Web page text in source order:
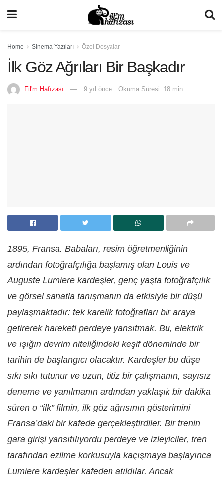
Home Sinema Yazıları Özel Dosyalar
İlk Göz Ağrıları Bir Başkadır
Fil'm Hafızası 9 yıl önce Okuma Süresi: 18 min
1895, Fransa. Babaları, resim öğretmenliğinin
ardından fotoğrafçılığa başlamış olan Louis ve
Auguste Lumiere kardeşler, genç yaşta fotoğrafçılık
ve görsel sanatla tanışmanın da etkisiyle bir düşü
paylaşmaktadır: tek karelik fotoğrafları bir araya
getirerek hareketi perdeye yansıtmak. Bu, elektrik
ve ışığın devrim niteliğindeki keşif döneminde bir
tarihin de başlangıcı olacaktır. Kardeşler bu düşe
sıkı sıkı tutunur ve uzun, titiz bir çalışmanın, sayısız
deneme ve yanılmanın ardından yaklaşık bir dakika
süren o “ilk” filmin, ilk göz ağrısının gösterimini
Fransa’daki bir kafede gerçekleştirdiler. Bir trenin
gara girişi yansıtılıyordu perdeye ve izleyiciler, tren
tarafından ezilme korkusuyla kaçışmaya başlayınca
Lumiere kardeşler kafeden atıldılar. Ancak